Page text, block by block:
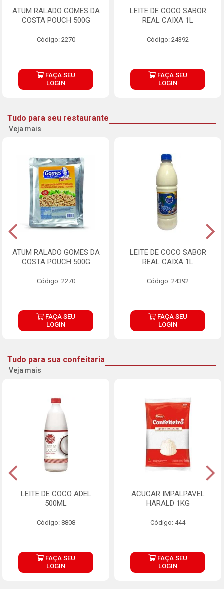
ATUM RALADO GOMES DA
COSTA POUCH 500G
Código: 2270
FAÇA SEU
LOGIN
LEITE DE COCO SABOR
REAL CAIXA 1L
Código: 24392
FAÇA SEU
LOGIN
Tudo para seu restaurante
Veja mais
ATUM RALADO GOMES DA
COSTA POUCH 500G
Código: 2270
FAÇA SEU
LOGIN
LEITE DE COCO SABOR
REAL CAIXA 1L
Código: 24392
FAÇA SEU
LOGIN
Tudo para sua confeitaria
Veja mais
LEITE DE COCO ADEL
500ML
Código: 8808
FAÇA SEU
LOGIN
ACUCAR IMPALPAVEL
HARALD 1KG
Código: 444
FAÇA SEU
LOGIN